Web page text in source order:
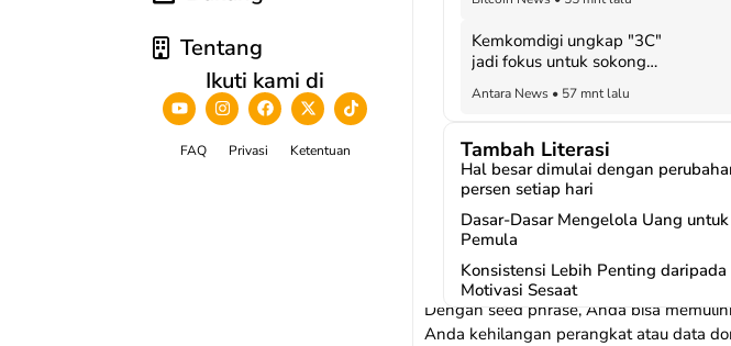
Tentang
Ikuti kami di
FAQ Privasi Ketentuan
Dalam dunia kriptografi, terutama
sepertiBitcoindan Ethereum, tiga istilah
adalah Seed Phrase, Private Key, dan
perbedaan antara ketiganya sangat
Seed Phrase: Kunci
Seed phrase, atau frase pemulihan,
dihasilkan secara acak yang digunakan
kripto Anda. Biasanya terdiri dari 12
sangat penting karena memberikan
Dengan seed phrase, Anda bisa
Anda kehilangan perangkat atau data
Oktober
Kemkomdigi ungkap "3C"
jadi fokus untuk sokong
industri gim nasional
Antara News• 57 mnt lalu
Tambah Literasi
Hal besar dimulai dengan
persen setiap hari
Dasar-Dasar Mengelola Uang untuk
Pemula
Konsistensi Lebih Penting daripada
Motivasi Sesaat